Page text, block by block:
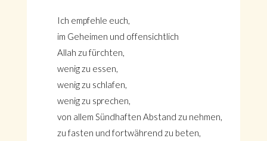
Ich empfehle euch,
im Geheimen und offensichtlich
Allah zu fürchten,
wenig zu essen,
wenig zu schlafen,
wenig zu sprechen,
von allem Sündhaften Abstand zu nehmen,
zu fasten und fortwährend zu beten,